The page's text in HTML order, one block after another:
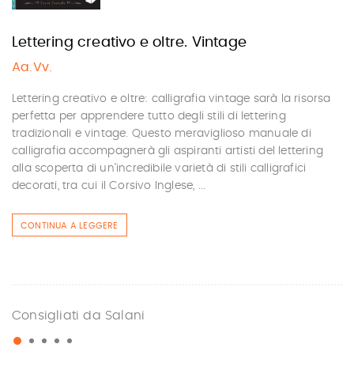
Lettering creativo e oltre. Vintage
Aa.Vv.
Lettering creativo e oltre: calligrafia vintage sarà la risorsa
perfetta per apprendere tutto degli stili di lettering
tradizionali e vintage. Questo meraviglioso manuale di
calligrafia accompagnerà gli aspiranti artisti del lettering
alla scoperta di un’incredibile varietà di stili calligrafici
decorati, tra cui il Corsivo Inglese, ...
CONTINUA A LEGGERE
Consigliati da Salani